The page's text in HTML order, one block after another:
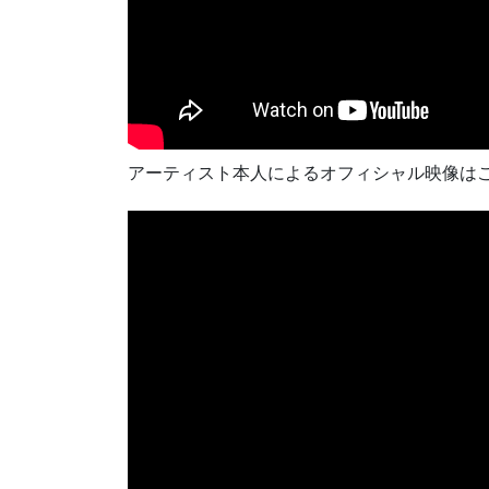
アーティスト本人によるオフィシャル映像は